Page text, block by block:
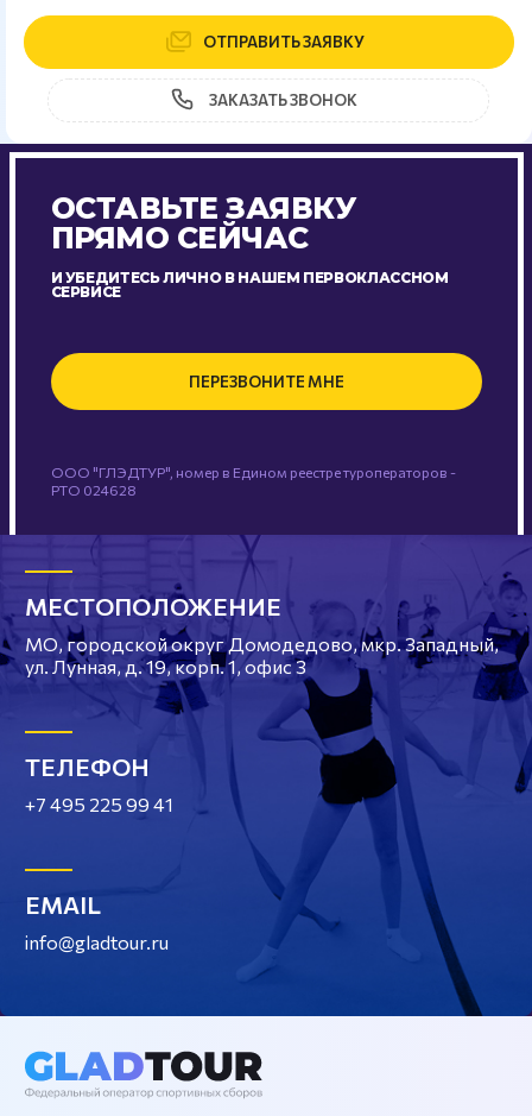
ОТПРАВИТЬ ЗАЯВКУ
ЗАКАЗАТЬ ЗВОНОК
ОСТАВЬТЕ ЗАЯВКУ
ПРЯМО СЕЙЧАС
И УБЕДИТЕСЬ ЛИЧНО В НАШЕМ ПЕРВОКЛАССНОМ
СЕРВИСЕ
ПЕРЕЗВОНИТЕ МНЕ
ООО "ГЛЭДТУР", номер в Едином реестре туроператоров -
РТО 024628
МЕСТОПОЛОЖЕНИЕ
МО, городской округ Домодедово, мкр. Западный,
ул. Лунная, д. 19, корп. 1, офис 3
ТЕЛЕФОН
+7 495 225 99 41
EMAIL
info@gladtour.ru